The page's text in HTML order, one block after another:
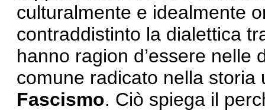
culturalmente e idealmente
contraddistinto la dialettica
hanno ragion d’essere nelle
comune radicato nella storia
Fascismo. Ciò spiega il